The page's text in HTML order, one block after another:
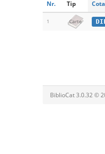
Nr. Tip Cota
1 Carte
BiblioCat 3.0.32 ©